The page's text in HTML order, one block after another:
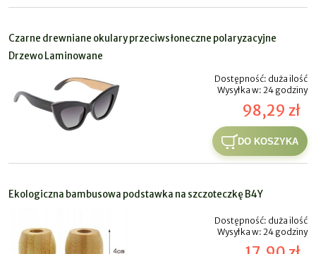
Czarne drewniane okulary przeciwsłoneczne polaryzacyjne
Drzewo Laminowane
Dostępność: duża ilość
Wysyłka w: 24 godziny
98,29 zł
DO KOSZYKA
Ekologiczna bambusowa podstawka na szczoteczkę B4Y
Dostępność: duża ilość
Wysyłka w: 24 godziny